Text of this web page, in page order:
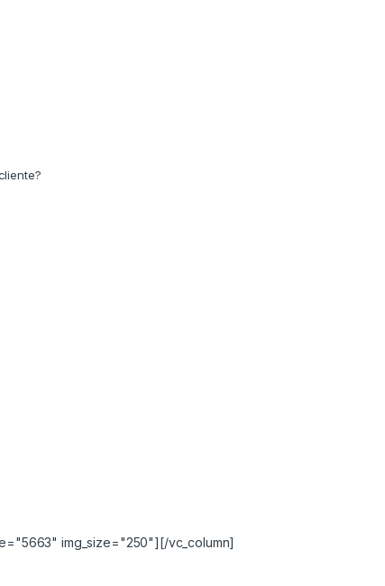
img_size="250"][/vc_column]